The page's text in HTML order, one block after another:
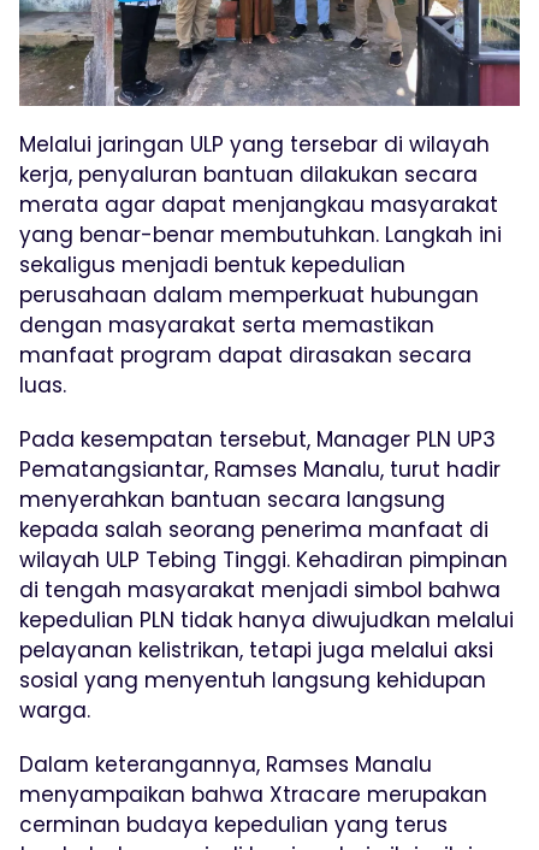
Melalui jaringan ULP yang tersebar di wilayah
kerja, penyaluran bantuan dilakukan secara
merata agar dapat menjangkau masyarakat
yang benar-benar membutuhkan. Langkah ini
sekaligus menjadi bentuk kepedulian
perusahaan dalam memperkuat hubungan
dengan masyarakat serta memastikan
manfaat program dapat dirasakan secara
luas.
Pada kesempatan tersebut, Manager PLN UP3
Pematangsiantar, Ramses Manalu, turut hadir
menyerahkan bantuan secara langsung
kepada salah seorang penerima manfaat di
wilayah ULP Tebing Tinggi. Kehadiran pimpinan
di tengah masyarakat menjadi simbol bahwa
kepedulian PLN tidak hanya diwujudkan melalui
pelayanan kelistrikan, tetapi juga melalui aksi
sosial yang menyentuh langsung kehidupan
warga.
Dalam keterangannya, Ramses Manalu
menyampaikan bahwa Xtracare merupakan
cerminan budaya kepedulian yang terus